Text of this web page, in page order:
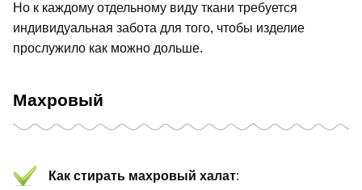
Но к каждому отдельному виду ткани требуется
индивидуальная забота для того, чтобы изделие
прослужило как можно дольше.
Махровый
Как стирать махровый халат: